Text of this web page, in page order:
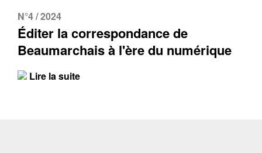
N°4 / 2024
Éditer la correspondance de
Beaumarchais à l'ère du numérique
Lire la suite